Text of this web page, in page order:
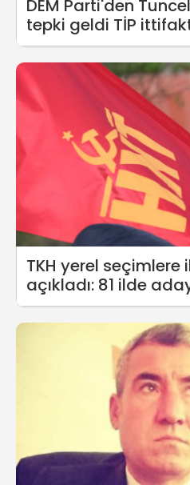
DEM Parti'den
tepki geldi TİP
TKH yerel seçimlere
açıkladı: 81 ilde
yağmaya, ranta ve
saltanatına karşı...